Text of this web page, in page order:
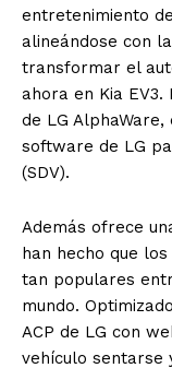
entretenimiento
alineándose con
transformar el
ahora en Kia
de LG
software de LG
(SDV).
Además ofrece
han hecho que
tan populares
mundo.
ACP de LG con
vehículo sentarse